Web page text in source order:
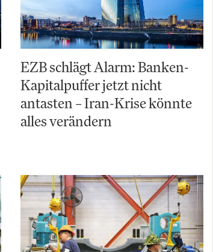
EZB schlägt Alarm: Banken-
Kapitalpuffer jetzt nicht
antasten – Iran-Krise könnte
alles verändern